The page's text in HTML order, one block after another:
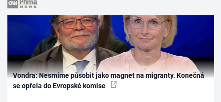
Vondra: Nesmíme působit jako magnet na migranty. Konečná
se opřela do Evropské komise